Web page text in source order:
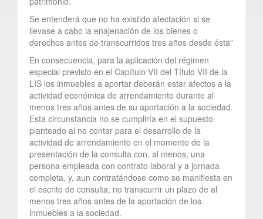
Se entenderá que no ha existido afectación si se
llevase a cabo la enajenación de los bienes o
derechos antes de transcurridos tres años desde ésta”
En consecuencia, para la aplicación del régimen
especial previsto en el Capítulo VII del Título VII de la
LIS los inmuebles a aportar deberán estar afectos a la
actividad económica de arrendamiento durante al
menos tres años antes de su aportación a la sociedad.
Esta circunstancia no se cumpliría en el supuesto
planteado al no contar para el desarrollo de la
actividad de arrendamiento en el momento de la
presentación de la consulta con, al menos, una
persona empleada con contrato laboral y a jornada
completa, y, aun contratándose como se manifiesta en
el escrito de consulta, no transcurrir un plazo de al
menos tres años antes de la aportación de los
inmuebles a la sociedad.